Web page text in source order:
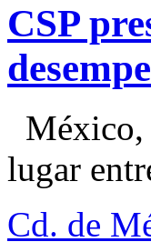
CSP
México,
lugar
Cd. de